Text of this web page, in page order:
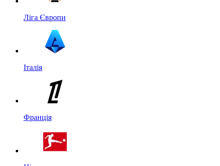
Ліга Європи
Італія
Франція